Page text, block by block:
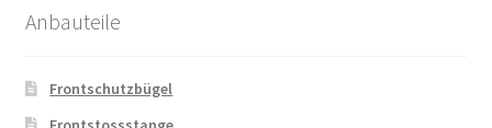
Anbauteile
Frontschutzbügel